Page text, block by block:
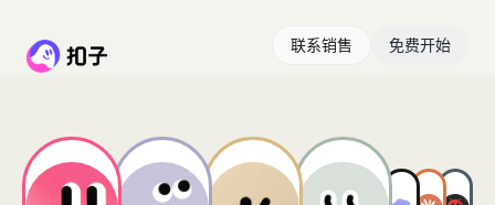
联系销售 免费开始